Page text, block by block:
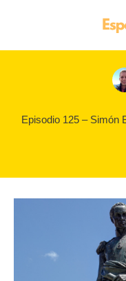
Episodio 125 – Simón